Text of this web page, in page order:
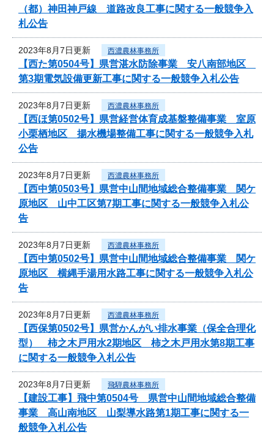
（都）神田神戸線 道路改良工事に関する一般競争入
札公告
2023年8月7日更新 西濃農林事務所
【西た第0504号】県営湛水防除事業 安八南部地区
第3期電気設備更新工事に関する一般競争入札公告
2023年8月7日更新 西濃農林事務所
【西ほ第0502号】県営経営体育成基盤整備事業 室原
小栗栖地区 揚水機場整備工事に関する一般競争入札
公告
2023年8月7日更新 西濃農林事務所
【西中第0503号】県営中山間地域総合整備事業 関ケ
原地区 山中工区第7期工事に関する一般競争入札公
告
2023年8月7日更新 西濃農林事務所
【西中第0502号】県営中山間地域総合整備事業 関ケ
原地区 横縄手湯用水路工事に関する一般競争入札公
告
2023年8月7日更新 西濃農林事務所
【西保第0502号】県営かんがい排水事業（保全合理化
型） 柿之木戸用水2期地区 柿之木戸用水第8期工事
に関する一般競争入札公告
2023年8月7日更新 飛騨農林事務所
【建設工事】飛中第0504号 県営中山間地域総合整備
事業 高山南地区 山梨導水路第1期工事に関する一
般競争入札公告